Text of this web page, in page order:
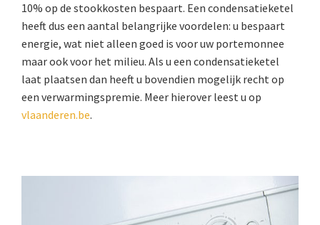
10% op de stookkosten bespaart. Een condensatieketel
heeft dus een aantal belangrijke voordelen: u bespaart
energie, wat niet alleen goed is voor uw portemonnee
maar ook voor het milieu. Als u een condensatieketel
laat plaatsen dan heeft u bovendien mogelijk recht op
een verwarmingspremie. Meer hierover leest u op
vlaanderen.be.